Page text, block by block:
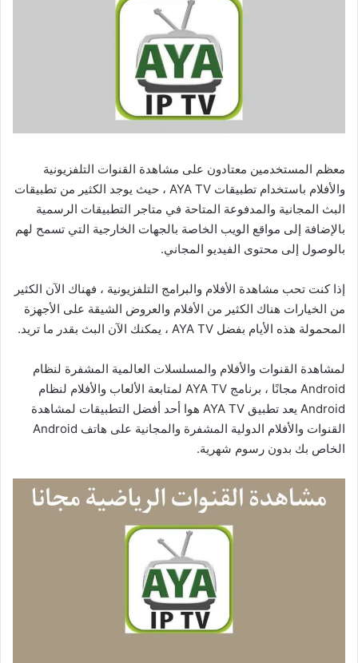
معظم المستخدمين معتادون على مشاهدة القنوات التلفزيونية
والأفلام باستخدام تطبيقات AYA TV ، حيث يوجد الكثير من تطبيقات
البث المجانية والمدفوعة المتاحة في متاجر التطبيقات الرسمية
بالإضافة إلى مواقع الويب الخاصة بالجهات الخارجية التي تسمح لهم
بالوصول إلى محتوى الفيديو المجاني.
إذا كنت تحب مشاهدة الأفلام والبرامج التلفزيونية ، فهناك الآن الكثير
من الخيارات هناك الكثير من الأفلام والعروض الشيقة على الأجهزة
المحمولة هذه الأيام بفضل AYA TV ، يمكنك الآن البث بقدر ما تريد.
لمشاهدة القنوات والأفلام والمسلسلات العالمية المشفرة لنظام
Android مجانًا ، برنامج AYA TV لمتابعة الألعاب والأفلام لنظام
Android يعد تطبيق AYA TV هوا أحد أفضل التطبيقات لمشاهدة
القنوات والأفلام الدولية المشفرة والمجانية على هاتف Android
الخاص بك بدون رسوم شهرية.